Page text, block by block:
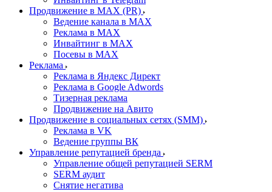
Продвижение в MAX (PR)
Ведение канала в MAX
Реклама в MAX
Инвайтинг в MAX
Посевы в MAX
Реклама
Реклама в Яндекс Директ
Реклама в Google Adwords
Тизерная реклама
Продвижение на Авито
Продвижение в социальных сетях (SMM)
Реклама в VK
Ведение группы ВК
Управление репутацией бренда
Управление общей репутацией SERM
SERM аудит
Снятие негатива